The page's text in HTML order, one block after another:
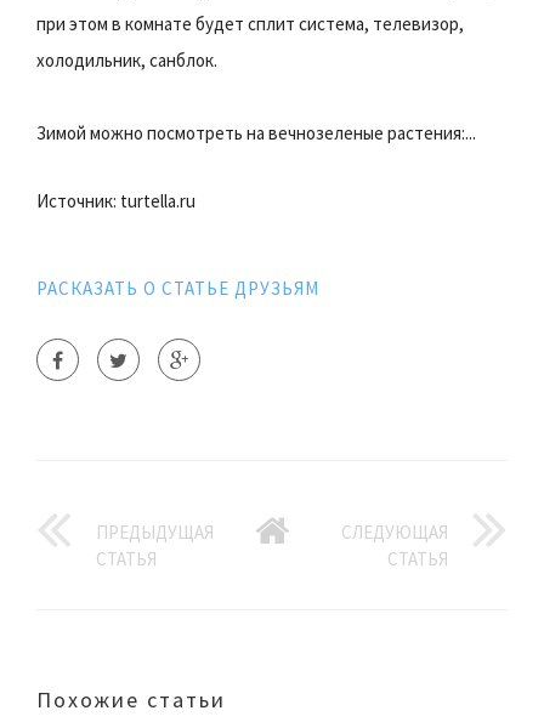
при этом в комнате будет сплит система, телевизор,
холодильник, санблок.
Зимой можно посмотреть на вечнозеленые растения:...
Источник: turtella.ru
РАСКАЗАТЬ О СТАТЬЕ ДРУЗЬЯМ
ПРЕДЫДУЩАЯ
СТАТЬЯ
СЛЕДУЮЩАЯ
СТАТЬЯ
Похожие статьи